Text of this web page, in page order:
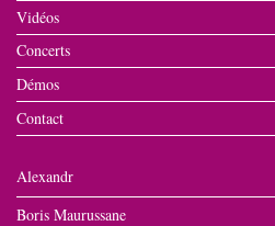
Vidéos
Concerts
Démos
Contact
Alexandr
Boris Maurussane